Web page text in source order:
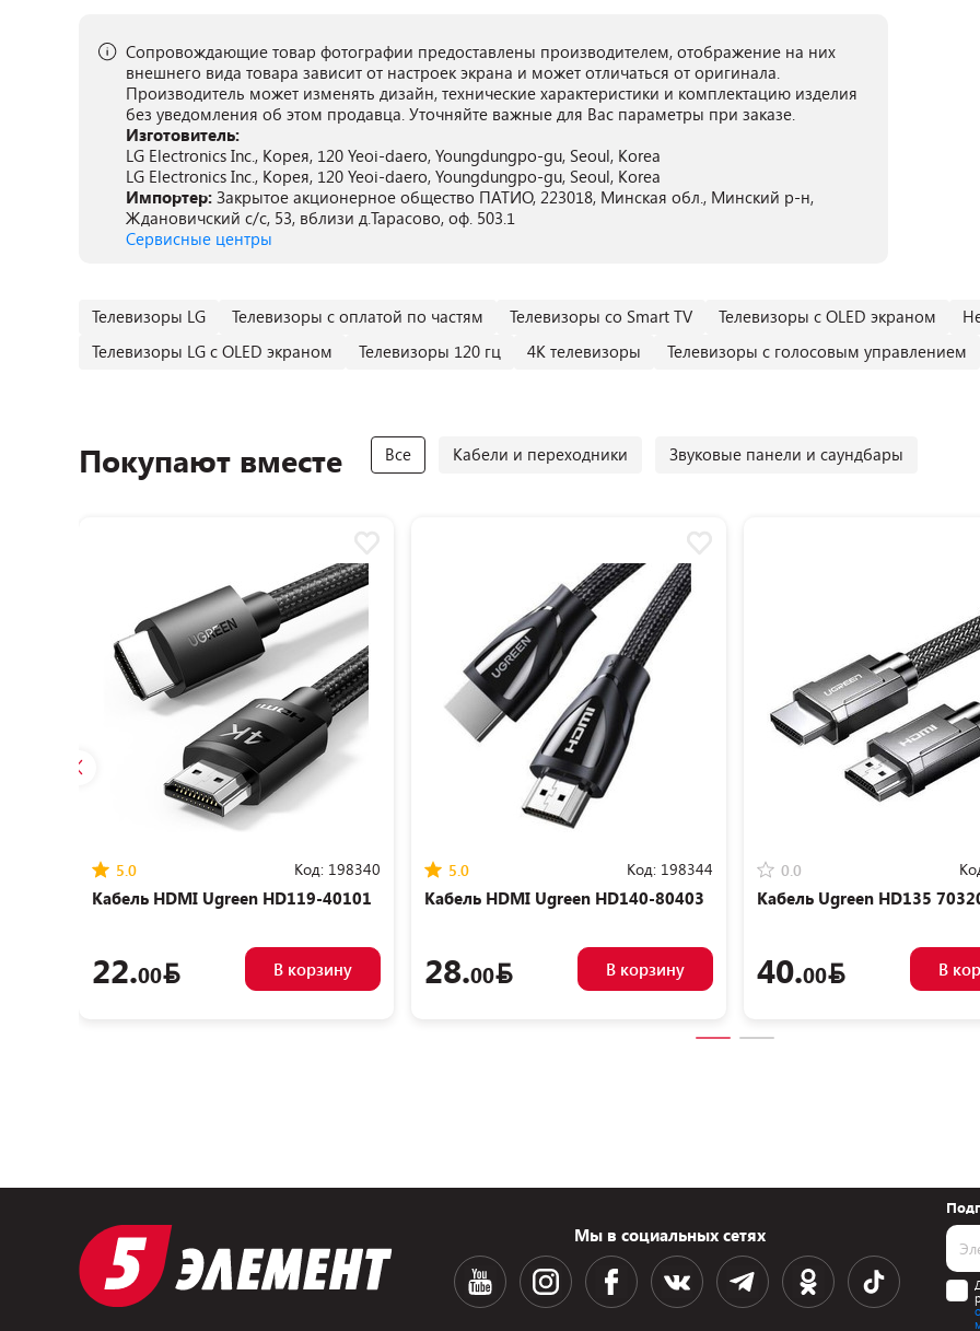
Сопровождающие товар фотографии предоставлены производителем, отображение на них
внешнего вида товара зависит от настроек экрана и может отличаться от оригинала.
Производитель может изменять дизайн, технические характеристики и комплектацию изделия
без уведомления об этом продавца. Уточняйте важные для Вас параметры при заказе.
Изготовитель:
LG Electronics Inc., Корея, 120 Yeoi-daero, Youngdungpo-gu, Seoul, Korea
LG Electronics Inc., Корея, 120 Yeoi-daero, Youngdungpo-gu, Seoul, Korea
Импортер: Закрытое акционерное общество ПАТИО, 223018, Минская обл., Минский р-н,
Ждановичский с/с, 53, вблизи д.Тарасово, оф. 503.1
Сервисные центры
Телевизоры LG Телевизоры с оплатой по частям Телевизоры со Smart TV Телевизоры с OLED экраном
Телевизоры LG c OLED экраном
Телевизоры 120 гц 4К телевизоры Телевизоры с голосовым управлением
Покупают вместе Все Кабели и переходники Звуковые панели и саундбары
5.0 Код: 198340
Кабель HDMI Ugreen HD119-40101
22.00 В корзину
5.0 Код: 198344
Кабель HDMI Ugreen HD140-80403
28.00 В корзину
0.0
Кабель Ugreen HD135
40.00 В
Мы в социальных сетях